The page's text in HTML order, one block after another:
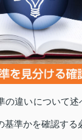
の違いについて
準かを確認する